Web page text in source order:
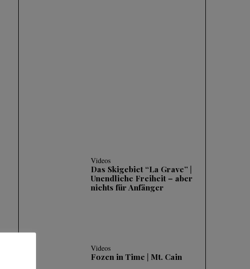
Videos
Das Skigebiet “La Grave” |
Unendliche Freiheit – aber
nichts für Anfänger
Videos
Fozen in Time | Mt. Cain